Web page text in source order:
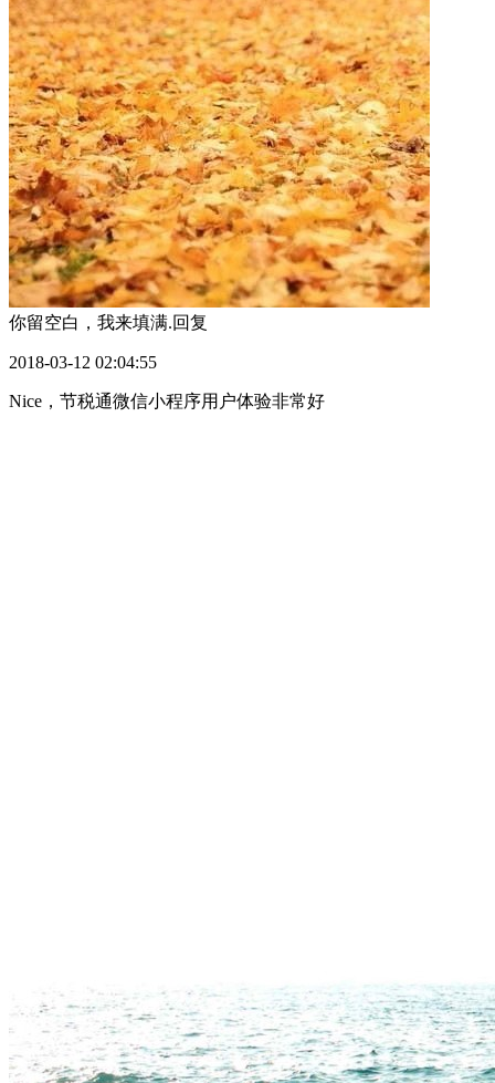
你留空白，我来填满.回复
2018-03-12 02:04:55
Nice，节税通微信小程序用户体验非常好